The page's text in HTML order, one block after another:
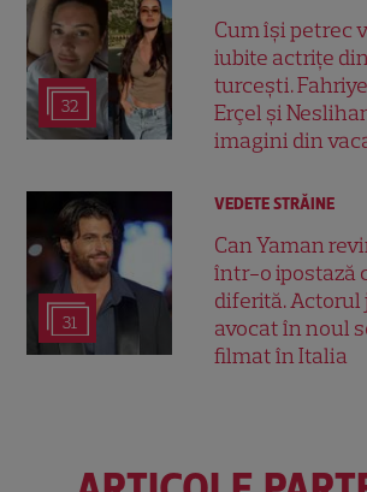
32
Cum își petrec
iubite actrițe
turcești.
Erçel și
imagini din
31
VEDETE STRĂINE
Can Yaman
într-o ipostază
diferită. Actorul
avocat în noul
filmat în Italia